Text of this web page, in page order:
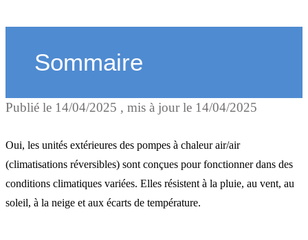
Sommaire
Une conception pensée
durer
Bonnes pratiques pour
Publié le 14/04/2025 , mis à jour le 14/04/2025
Oui, les unités extérieures des pompes à chaleur air/air
(climatisations réversibles) sont conçues pour fonctionner dans des
conditions climatiques variées. Elles résistent à la pluie, au vent, au
soleil, à la neige et aux écarts de température.